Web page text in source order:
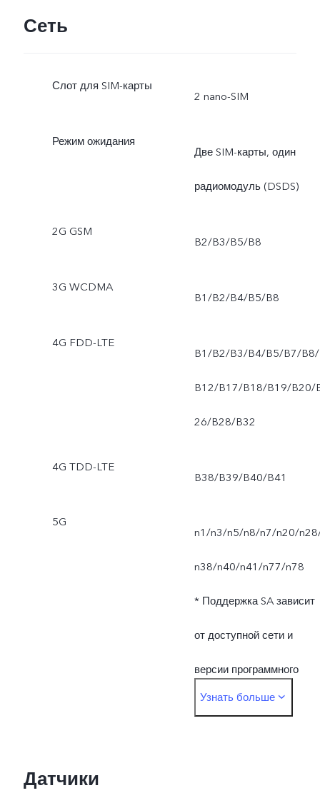
эффектом боке и
таймлапс, видео Dual-
видео.
Сеть
Слот для SIM-карты
2 nano-SIM
Режим ожидания
Две SIM-карты, один
радиомодуль (DSDS)
2G GSM
B2/B3/B5/B8
3G WCDMA
B1/B2/B4/B5/B8
4G FDD-LTE
B1/B2/B3/B4/B5/B7/B8/
B12/B17/B18/B19/B20/
26/B28/B32
4G TDD-LTE
B38/B39/B40/B41
5G
n1/n3/n5/n8/n7/n20/
n38/n40/n41/n77/n78
* Поддержка SA зависит
от доступной сети и
версии программного
обеспечения. Фактически
Узнать больше
Датчики